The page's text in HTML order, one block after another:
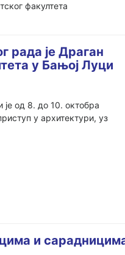
факултета
рада је Драган
у Бањој Луци
је од 8. до 10. октобра
у архитектури, уз
и